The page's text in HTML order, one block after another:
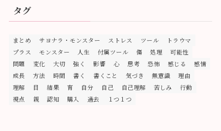
タグ
まとめ サヨナラ・モンスター ストレス ツール
トラウマ
プラス
モンスター 人生 付属ツール 傷 処理
可能性
問題
変化 大切 強く 影響 心 思考 恐怖 感じる
感情
成長
方法 時間 書く 書くこと 気づき 無意識
理由
理解
目 結果 育 自分 自己 自己理解 苦しみ
行動
視点
親 認知 購入 過去 １つ１つ